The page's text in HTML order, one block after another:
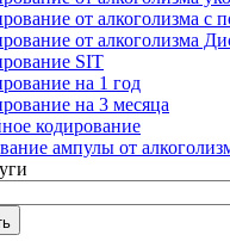
от алкоголизма с
от алкоголизма
SIT
на 1 год
на 3 месяца
кодирование
ампулы от